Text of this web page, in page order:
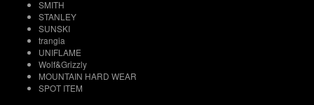
SMITH
STANLEY
SUNSKI
trangia
UNIFLAME
Wolf&Grizzly
MOUNTAIN HARD WEAR
SPOT ITEM